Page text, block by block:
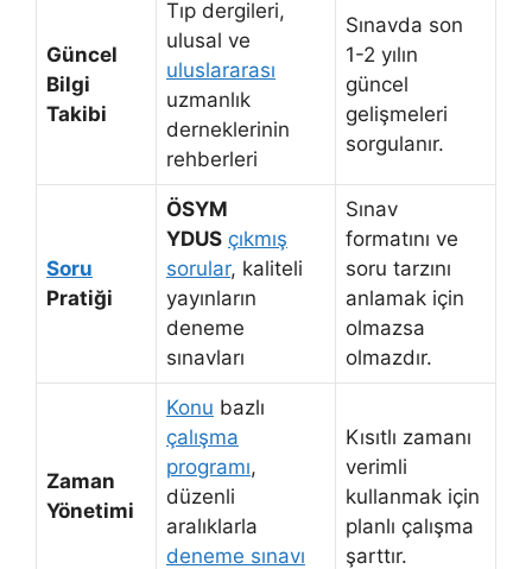
Güncel
Bilgi
Takibi
Tıp dergileri,
ulusal ve
uluslararası
uzmanlık
derneklerinin
rehberleri
Sınavda son
1-2 yılın
güncel
gelişmeleri
sorgulanır.
Soru
Pratiği
ÖSYM
YDUS çıkmış
sorular, kaliteli
yayınların
deneme
sınavları
Sınav
formatını ve
soru tarzını
anlamak için
olmazsa
olmazdır.
Zaman
Yönetimi
Konu bazlı
çalışma
programı,
düzenli
aralıklarla
deneme sınavı
Kısıtlı zamanı
verimli
kullanmak için
planlı çalışma
şarttır.